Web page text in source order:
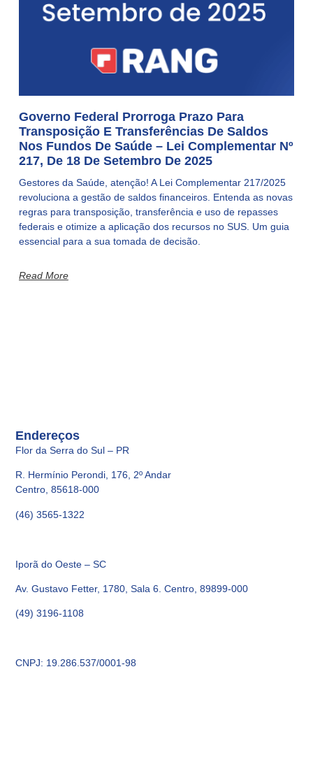
Governo Federal Prorroga Prazo Para
Transposição E Transferências De Saldos
Nos Fundos De Saúde – Lei Complementar Nº
217, De 18 De Setembro De 2025
Gestores da Saúde, atenção! A Lei Complementar 217/2025
revoluciona a gestão de saldos financeiros. Entenda as novas
regras para transposição, transferência e uso de repasses
federais e otimize a aplicação dos recursos no SUS. Um guia
essencial para a sua tomada de decisão.
Read More
Endereços
Flor da Serra do Sul – PR
R. Hermínio Perondi, 176, 2º Andar
Centro, 85618-000
(46) 3565-1322
Iporã do Oeste – SC
Av. Gustavo Fetter, 1780, Sala 6. Centro, 89899-000
(49) 3196-1108
CNPJ: 19.286.537/0001-98